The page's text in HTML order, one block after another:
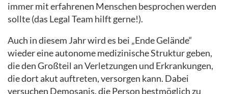
immer mit erfahrenen Menschen besprochen werden
sollte (das Legal Team hilft gerne!).
Auch in diesem Jahr wird es bei „Ende Gelände“
wieder eine autonome medizinische Struktur geben,
die den Großteil an Verletzungen und Erkrankungen,
die dort akut auftreten, versorgen kann. Dabei
versuchen Demosanis, die Person bestmöglich zu